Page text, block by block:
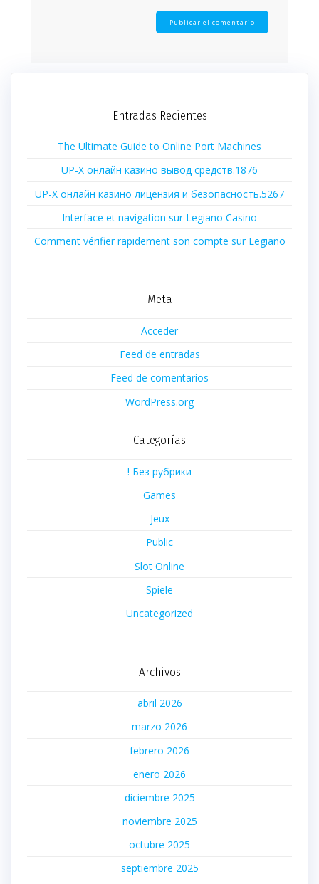
Entradas Recientes
The Ultimate Guide to Online Port Machines
UP-X онлайн казино вывод средств.1876
UP-X онлайн казино лицензия и безопасность.5267
Interface et navigation sur Legiano Casino
Comment vérifier rapidement son compte sur Legiano
Meta
Acceder
Feed de entradas
Feed de comentarios
WordPress.org
Categorías
! Без рубрики
Games
Jeux
Public
Slot Online
Spiele
Uncategorized
Archivos
abril 2026
marzo 2026
febrero 2026
enero 2026
diciembre 2025
noviembre 2025
octubre 2025
septiembre 2025